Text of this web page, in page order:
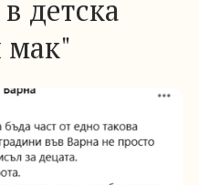
детска
мак"